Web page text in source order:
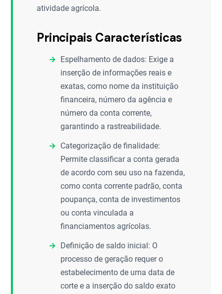
atividade agrícola.
Principais Características
Espelhamento de dados: Exige a
inserção de informações reais e
exatas, como nome da instituição
financeira, número da agência e
número da conta corrente,
garantindo a rastreabilidade.
Categorização de finalidade:
Permite classificar a conta gerada
de acordo com seu uso na fazenda,
como conta corrente padrão, conta
poupança, conta de investimentos
ou conta vinculada a
financiamentos agrícolas.
Definição de saldo inicial: O
processo de geração requer o
estabelecimento de uma data de
corte e a inserção do saldo exato